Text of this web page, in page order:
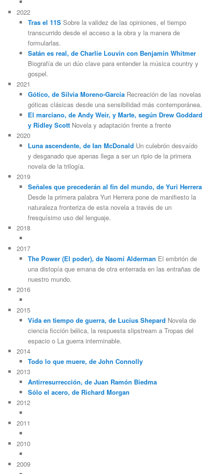
2022
Tras el 11SSobre la validez de las opiniones, el tiempo
transcurrido desde el acceso a la obra y la manera de
formularlas.
Satán es real, de Charlie Louvin con Benjamin Whitmer
Biografía de un dúo clave para entender la música country y
gospel.
2021
Gótico, de Silvia Moreno-GarcíaRecreación de las novelas
góticas clásicas desde una sensibilidad más contemporánea.
El marciano, de Andy Weir, y Marte, según Drew Goddard
y Ridley ScottNovela y adaptación frente a frente
2020
Luna ascendente, de Ian McDonald Un culebrón desvaído
y desganado que apenas llega a ser un ripio de la primera
novela de la trilogía.
2019
Señales que precederán al fin del mundo, de Yuri Herrera
Desde la primera palabra Yuri Herrera pone de manifiesto la
naturaleza fronteriza de esta novela a través de un
fresquísimo uso del lenguaje.
2018
2017
The Power (El poder), de Naomi Alderman El embrión de
una distopía que emana de otra enterrada en las entrañas de
nuestro mundo.
2016
2015
Vida en tiempo de guerra, de Lucius Shepard Novela de
ciencia ficción bélica, la respuesta slipstream a Tropas del
espacio o La guerra interminable.
2014
Todo lo que muere, de John Connolly
2013
Antirresurrección, de Juan Ramón Biedma
Sólo el acero, de Richard Morgan
2012
2011
2010
2009